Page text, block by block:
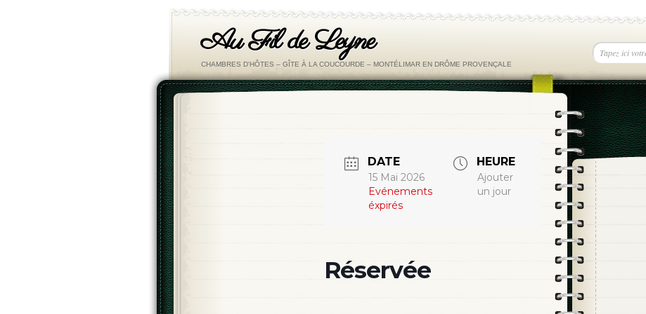
Au Fil de Leyne
CHAMBRES D'HÔTES – GÎTE À LA COUCOURDE – MONTÉLIMAR EN DRÔME PROVENÇALE
DATE
15 Mai 2026
Evénements
éxpirés
HEURE
Ajouter
un jour
Réservée